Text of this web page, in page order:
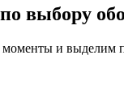
выбору
и выделим